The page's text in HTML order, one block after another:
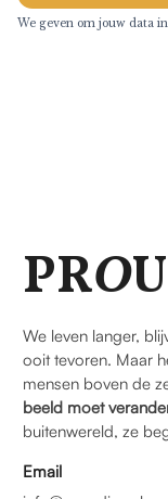
We geven om jouw data
PRO
We leven langer,
ooit tevoren. Maar
mensen boven de
beeld moet
buitenwereld, ze
Email